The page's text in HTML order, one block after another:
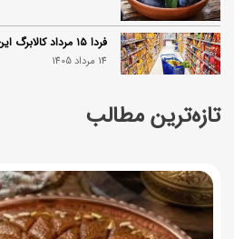
تازه‌ترین مطالب
فردا ۱۵ مرداد کالابرگ این افراد واریز می‌شود
14 مرداد 1405
زمان شارژ کالابرگ تغییر
توصیه‌های مهم برای دفع
14 مرداد 1405